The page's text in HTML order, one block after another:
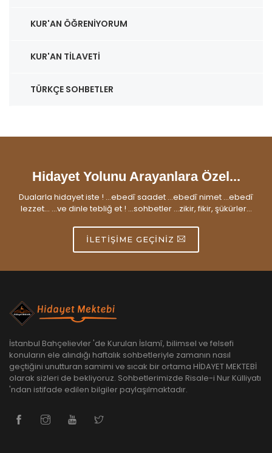
KUR'AN ÖĞRENIYORUM
KUR'AN TILAVETI
TÜRKÇE SOHBETLER
Hidayet Yolunu Arayanlara Özel...
Dualarla hidayet iste ! ...ebedî saadet ...ebedî nimet ...ebedî
lezzet... ...ve dinle tebliğ et ! ...sohbetler ...zikir, fikir, şükürler...
İLETIŞIME GEÇINIZ
İstanbul Bahçelievler 'de Kurulan İslamî, bilimsel ve felsefi
konuların ele alındığı haftalık sohbetleriyle zamanın nasıl
geçtiğini unutturan samimi ve sıcak bir ortama HİDAYET MEKTEBİ
olarak sizleri de bekliyoruz. Sohbetlerimizde Risale-i Nur Külliyatı
'ndan istifade edilen bilgiler paylaşılmaktadır.